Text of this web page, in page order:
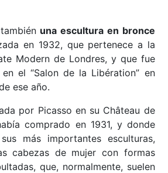
una escultura en bronce
en 1932, que pertenece a la
Modern de Londres, y que fue
el “Salon de la Libération” en
ese año.
por Picasso en su Château de
comprado en 1931, y donde
más importantes esculturas,
cabezas de mujer con formas
que, normalmente, suelen